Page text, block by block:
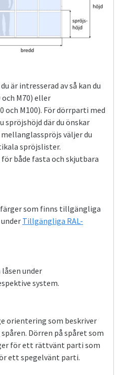
är intresserad av så kan du
och M70) eller
och M100). För dörrparti med
spröjshöjd där du önskar
väljer du
spröjslister.
både fasta och skjutbara
färger som finns tillgängliga
Tillgängliga RAL-
låsen under
system.
orientering som beskriver
Dörren på spåret som
för ett rättvänt parti som
ett spegelvänt parti.